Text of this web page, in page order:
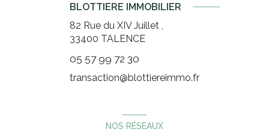
BLOTTIERE IMMOBILIER
82 Rue du XIV Juillet ,
33400 TALENCE
05 57 99 72 30
transaction@blottiereimmo.fr
NOS RÉSEAUX